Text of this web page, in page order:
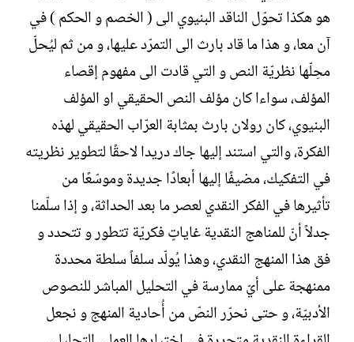
هو هكذا تحوّل الناقد البنيوي الى ( الخصم و الحكم ) في
آن معا، و هذا ما قاد بارث الى التمرّد عليها، و من ثم ليُحلّ
محِلّها نظريّة النص و التي قادت الى مفهوم إقصاء
المؤلف، سواءا كان مؤلف النص الحقيقي او المؤلف
البنيوي، كان رولان بارث بمثابة العرّاب الحقيقي لهذه
الفكرة، والتي استند إليها جاك دريدا لاحقًا لتطوير نظريته
في التفكيك، مضيفًا إليها أبعادًا جديدة وموسّعًا من
تأثيرها في الفكر النقدي لعصر ما بعد الحداثة، و إذا سلّمنا
جدلاً أنّ للمناهج النقدية غاياتٍ فكريّة تتطور و تتحدد و
فق هذا المنهج النقدي، وهذا يُولّد سلفاً سلطة محددة
ممنهجة على أيّ ممارسة في التحليل المباشر للنصوص
الأدبيّة، و حتى نحرّر النصّ من أُحادية المنهج و نجعل